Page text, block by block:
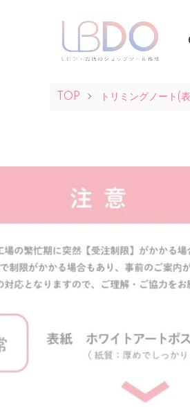
TOP トリミングノート(